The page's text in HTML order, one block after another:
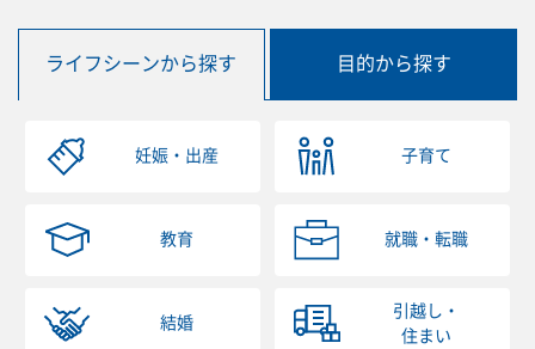
ライフシーンから探す 目的から探す
妊娠・出産 子育て
教育 就職・転職
結婚
引越し・
住まい